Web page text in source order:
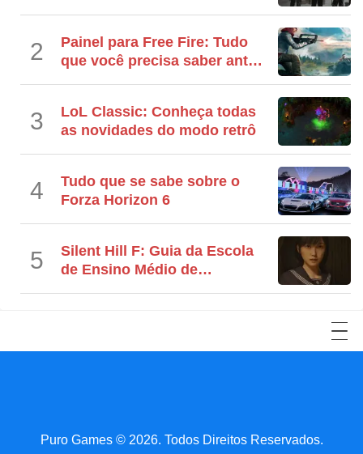
2
Painel para Free Fire: Tudo
que você precisa saber antes
3
LoL Classic: Conheça todas
as novidades do modo retrô
4
Tudo que se sabe sobre o
Forza Horizon 6
5
Silent Hill F: Guia da Escola
de Ensino Médio de
Puro Games © 2026. Todos Direitos Reservados.